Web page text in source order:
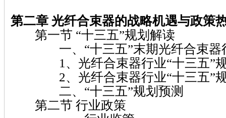
第二章 光纤合束器的战略机遇与政策
第一节 “十三五”规划解读
一、“十三五”末期光纤合束器
1、光纤合束器行业“十三五”规
2、光纤合束器行业“十三五”规
二、“十三五”规划预测
第二节 行业政策